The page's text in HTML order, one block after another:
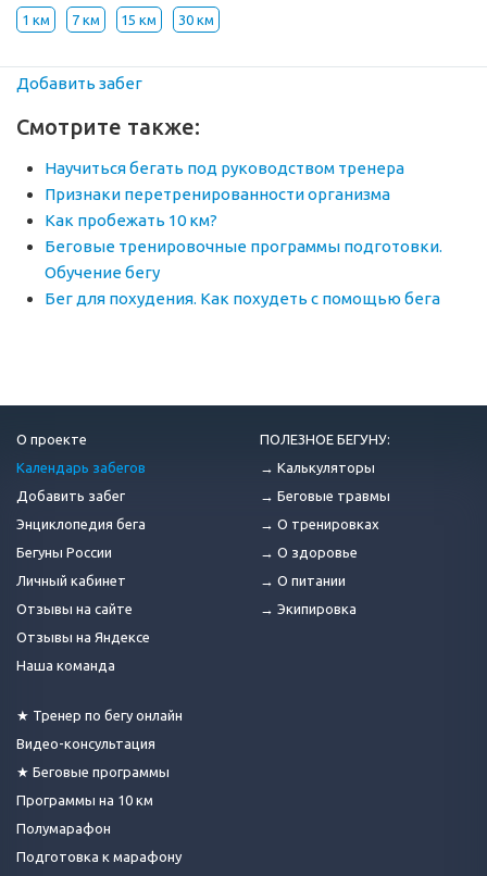
1 км 7 км 15 км 30 км
Добавить забег
Смотрите также:
Научиться бегать под руководством тренера
Признаки перетренированности организма
Как пробежать 10 км?
Беговые тренировочные программы подготовки.
Обучение бегу
Бег для похудения. Как похудеть с помощью бега
О проекте
Календарь забегов
Добавить забег
Энциклопедия бега
Бегуны России
Личный кабинет
Отзывы на сайте
Отзывы на Яндексе
Наша команда
★ Тренер по бегу онлайн
Видео-консультация
★ Беговые программы
Программы на 10 км
Полумарафон
Подготовка к марафону
ПОЛЕЗНОЕ БЕГУНУ:
→ Калькуляторы
→ Беговые травмы
→ О тренировках
→ О здоровье
→ О питании
→ Экипировка